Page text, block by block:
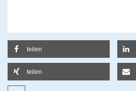
teilen
teilen